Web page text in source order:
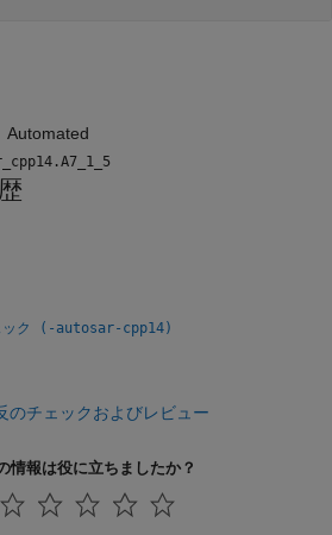
Automated
ック (-autosar-cpp14)
のチェックおよびレビュー
情報は役に立ちましたか？